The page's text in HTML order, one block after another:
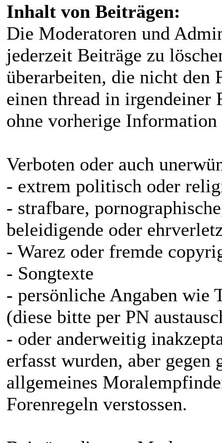
Inhalt von Beiträgen:
Die Moderatoren und
jederzeit Beiträge zu
überarbeiten, die nicht den
einen thread in irgendeiner
ohne vorherige Information
Verboten oder auch
- extrem politisch oder
- strafbare,
beleidigende oder
- Warez oder fremde
- Songtexte
- persönliche Angaben wie
(diese bitte per PN
- oder anderweitig
erfasst wurden, aber gegen
allgemeines
Forenregeln verstossen.